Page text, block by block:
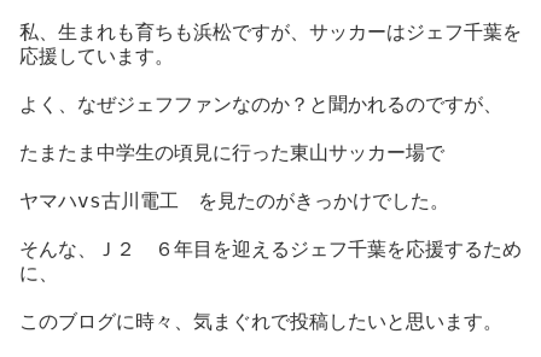
私、生まれも育ちも浜松ですが、サッカーはジェフ千葉を
応援しています。
よく、なぜジェフファンなのか？と聞かれるのですが、
たまたま中学生の頃見に行った東山サッカー場で
ヤマハvs古川電工 を見たのがきっかけでした。
そんな、Ｊ２ ６年目を迎えるジェフ千葉を応援するため
に、
このブログに時々、気まぐれで投稿したいと思います。